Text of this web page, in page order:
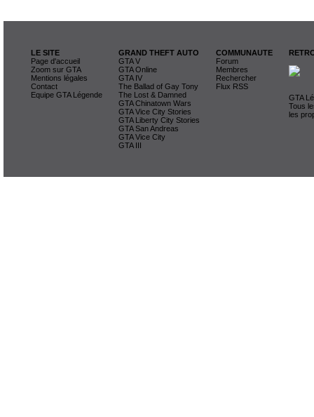
LE SITE
Page d'accueil
Zoom sur GTA
Mentions légales
Contact
Equipe GTA Légende
GRAND THEFT AUTO
GTA V
GTA Online
GTA IV
The Ballad of Gay Tony
The Lost & Damned
GTA Chinatown Wars
GTA Vice City Stories
GTA Liberty City Stories
GTA San Andreas
GTA Vice City
GTA III
COMMUNAUTE
Forum
Membres
Rechercher
Flux RSS
GTA
Tous
les